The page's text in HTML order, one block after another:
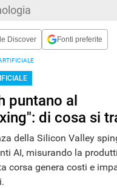
Discover Fonti preferite
puntano al
di cosa si
della Silicon Valley
AI, misurando la
corsa genera costi e